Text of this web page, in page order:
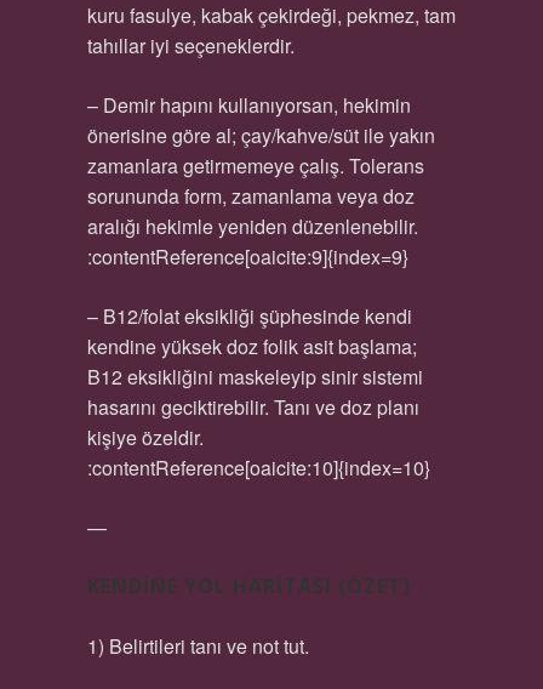
kuru fasulye, kabak çekirdeği, pekmez, tam
tahıllar iyi seçeneklerdir.
– Demir hapını kullanıyorsan, hekimin
önerisine göre al; çay/kahve/süt ile yakın
zamanlara getirmemeye çalış. Tolerans
sorununda form, zamanlama veya doz
aralığı hekimle yeniden düzenlenebilir.
:contentReference[oaicite:9]{index=9}
– B12/folat eksikliği şüphesinde kendi
kendine yüksek doz folik asit başlama;
B12 eksikliğini maskeleyip sinir sistemi
hasarını geciktirebilir. Tanı ve doz planı
kişiye özeldir.
:contentReference[oaicite:10]{index=10}
—
KENDINE YOL HARITASI (ÖZET)
1) Belirtileri tanı ve not tut.